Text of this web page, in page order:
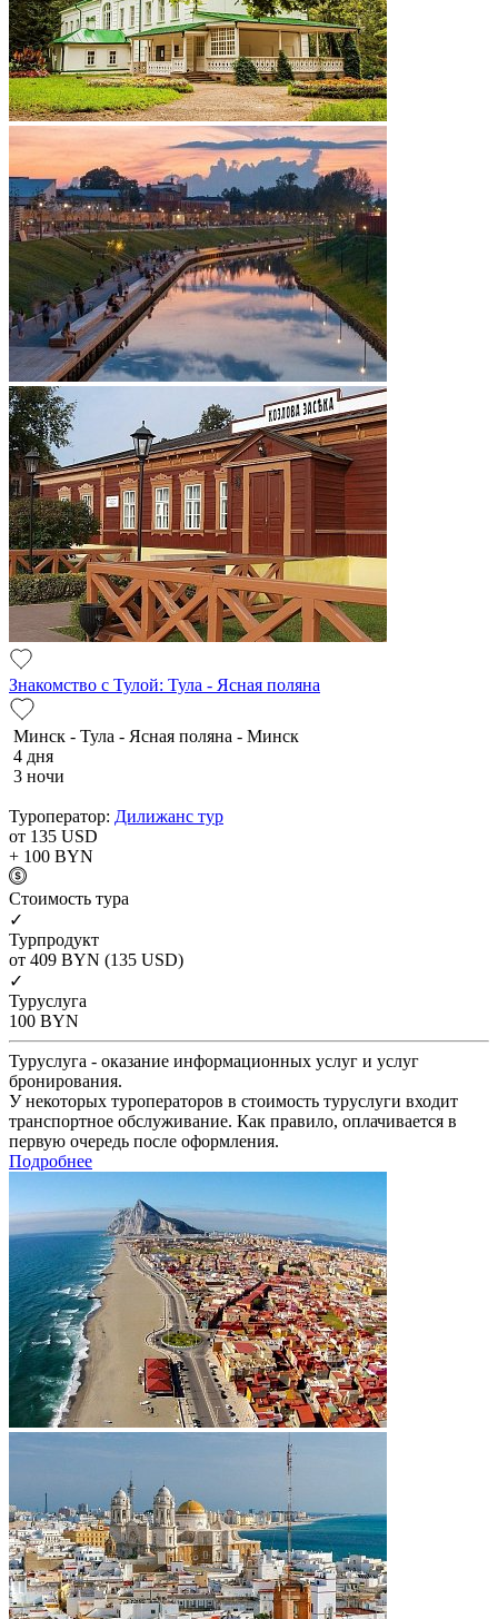
Знакомство с Тулой: Тула - Ясная поляна
Минск - Тула - Ясная поляна - Минск
4 дня
3 ночи
Туроператор: Дилижанс тур
от 135 USD
+ 100 BYN
Cтоимость тура
✓
Турпродукт
от 409 BYN (135 USD)
✓
Туруслуга
100 BYN
Туруслуга - оказание информационных услуг и услуг
бронирования.
У некоторых туроператоров в стоимость туруслуги входит
транспортное обслуживание. Как правило, оплачивается в
первую очередь после оформления.
Подробнее